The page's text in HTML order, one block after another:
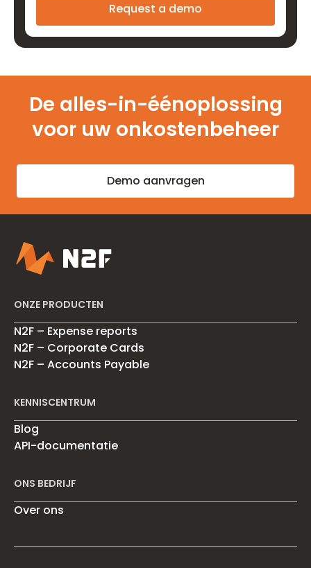
De alles-in-éénoplossing
voor uw onkostenbeheer
Demo aanvragen
ONZE PRODUCTEN
N2F – Expense reports
N2F – Corporate Cards
N2F – Accounts Payable
KENNISCENTRUM
Blog
API-documentatie
ONS BEDRIJF
Over ons